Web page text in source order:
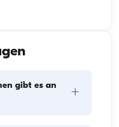
gibt es an
+